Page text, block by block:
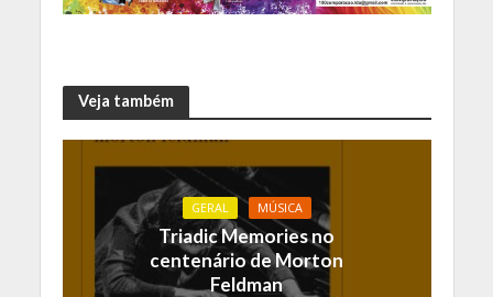
Veja também
GERAL MÚSICA
Triadic Memories no
centenário de Morton
Feldman